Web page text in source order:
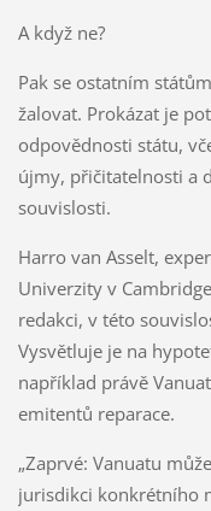
A když ne?
Pak se ostatním
žalovat. Prokázat je
odpovědnosti státu,
újmy, přičitatelnosti a
souvislosti.
Harro van Asselt,
Univerzity v
redakci, v této
Vysvětluje je na
například právě
emitentů reparace.
„Zaprvé: Vanuatu
jurisdikci konkrétního